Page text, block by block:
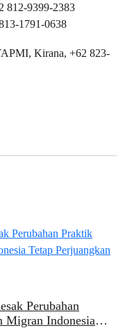
Kirana, +62 823-
Perubahan
Migran Indonesia